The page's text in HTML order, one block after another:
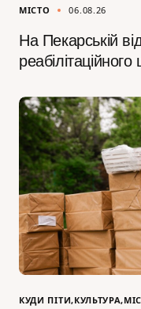
МІСТО 06.08.26
На Пекарській
КУДИ ПІТИ КУЛЬТУРА